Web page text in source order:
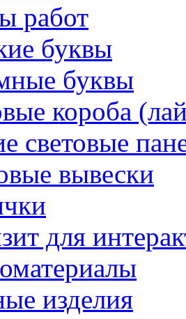
работ
буквы
буквы
короба
световые
вывески
для
изделия